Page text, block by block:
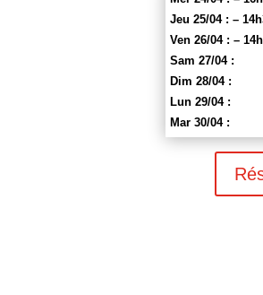
Jeu 25/04 : –
Ven 26/04 : –
Sam 27/04 :
Dim 28/04 :
Lun 29/04 :
Mar 30/04 :